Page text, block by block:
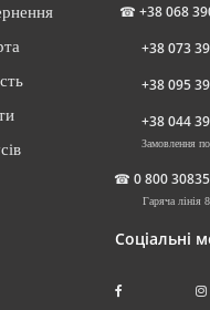
☎ +38 068
+38 073
+38 095
+38 044
Замовлення
☎ 0 800
Гаряча лінія
Соціальні